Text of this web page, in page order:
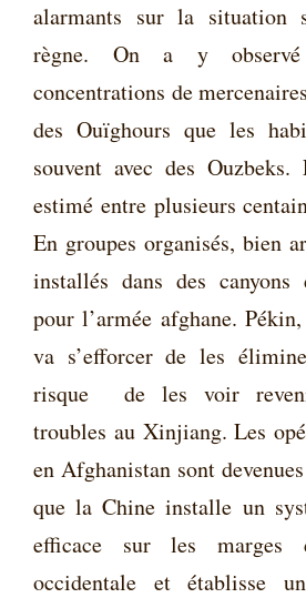
alarmants sur la situation
règne. On a y
concentrations de
des Ouïghours que les
souvent avec des
estimé entre plusieurs
En groupes organisés, bien
installés dans des canyons
pour l’armée afghane.
va s’efforcer de les
risque de les voir
troubles au Xinjiang. Les
en Afghanistan sont
que la Chine installe un
efficace sur les marges
occidentale et établisse